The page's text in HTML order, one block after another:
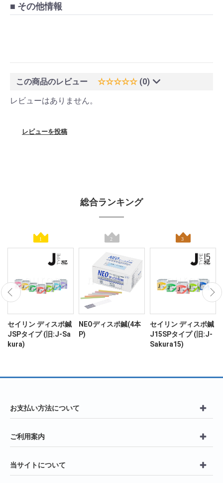
■ その他情報
この商品のレビュー ☆☆☆☆☆ (0)
レビューはありません。
レビューを投稿
総合ランキング
セイリン ディスポ鍼
JSPタイプ (旧:J-Sa
kura)
NEOディスポ鍼(4本
P)
セイリン ディスポ鍼
J15SPタイプ (旧:J-
Sakura15)
お支払い方法について
ご利用案内
当サイトについて